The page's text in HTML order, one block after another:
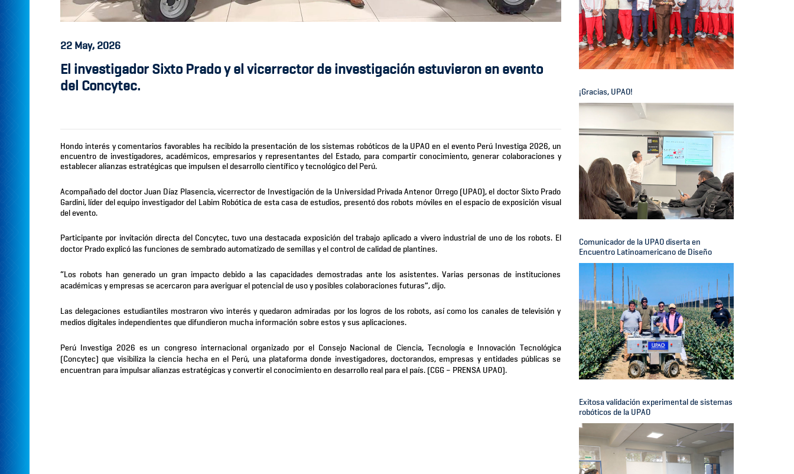
22 May, 2026
El investigador Sixto Prado y el vicerrector de investigación estuvieron en evento
del Concytec.
Hondo interés y comentarios favorables ha recibido la presentación de los sistemas robóticos de la UPAO en el evento Perú Investiga 2026, un
encuentro de investigadores, académicos, empresarios y representantes del Estado, para compartir conocimiento, generar colaboraciones y
establecer alianzas estratégicas que impulsen el desarrollo científico y tecnológico del Perú.
Acompañado del doctor Juan Díaz Plasencia, vicerrector de Investigación de la Universidad Privada Antenor Orrego (UPAO), el doctor Sixto Prado
Gardini, líder del equipo investigador del Labim Robótica de esta casa de estudios, presentó dos robots móviles en el espacio de exposición visual
del evento.
Participante por invitación directa del Concytec, tuvo una destacada exposición del trabajo aplicado a vivero industrial de uno de los robots. El
doctor Prado explicó las funciones de sembrado automatizado de semillas y el control de calidad de plantines.
“Los robots han generado un gran impacto debido a las capacidades demostradas ante los asistentes. Varias personas de instituciones
académicas y empresas se acercaron para averiguar el potencial de uso y posibles colaboraciones futuras”, dijo.
Las delegaciones estudiantiles mostraron vivo interés y quedaron admiradas por los logros de los robots, así como los canales de televisión y
medios digitales independientes que difundieron mucha información sobre estos y sus aplicaciones.
Perú Investiga 2026 es un congreso internacional organizado por el Consejo Nacional de Ciencia, Tecnología e Innovación Tecnológica
(Concytec) que visibiliza la ciencia hecha en el Perú, una plataforma donde investigadores, doctorandos, empresas y entidades públicas se
encuentran para impulsar alianzas estratégicas y convertir el conocimiento en desarrollo real para el país. (CGG – PRENSA UPAO).
¡Gracias, UPAO!
Comunicador de la UPAO diserta en
Encuentro Latinoamericano de Diseño
Exitosa validación experimental de sistemas
robóticos de la UPAO